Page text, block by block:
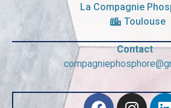
La Compagnie
Toulouse
Contact